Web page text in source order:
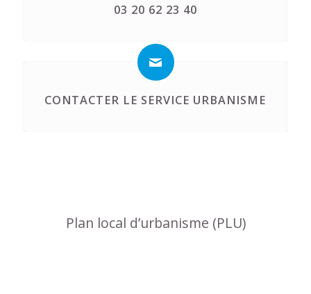
03 20 62 23 40
CONTACTER LE SERVICE URBANISME
Plan local d’urbanisme (PLU)